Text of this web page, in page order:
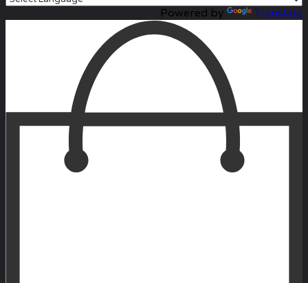
Powered by Translate